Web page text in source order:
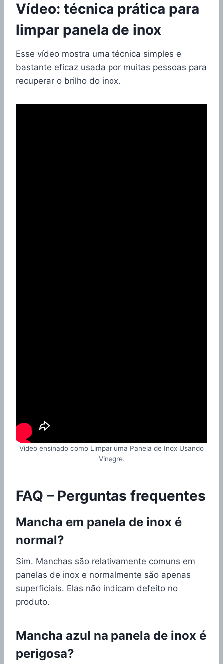
Vídeo: técnica prática para
limpar panela de inox
Esse vídeo mostra uma técnica simples e
bastante eficaz usada por muitas pessoas para
recuperar o brilho do inox.
Video ensinado como Limpar uma Panela de Inox Usando
Vinagre.
FAQ – Perguntas frequentes
Mancha em panela de inox é
normal?
Sim. Manchas são relativamente comuns em
panelas de inox e normalmente são apenas
superficiais. Elas não indicam defeito no
produto.
Mancha azul na panela de inox é
perigosa?